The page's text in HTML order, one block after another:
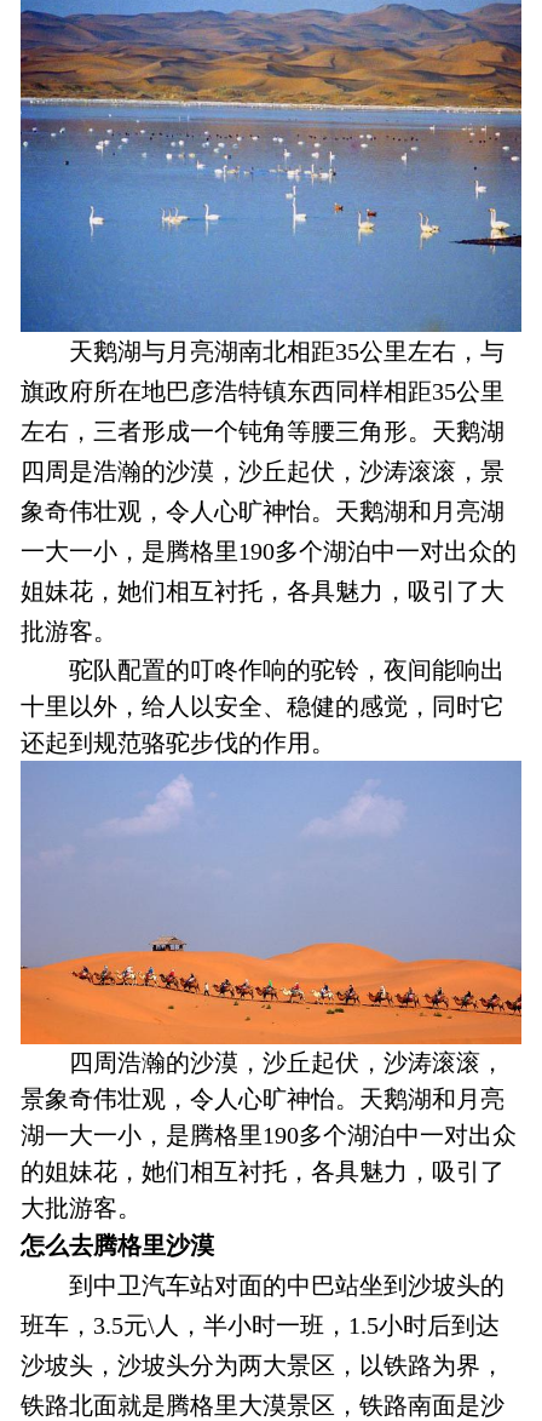
天鹅湖与月亮湖南北相距35公里左右，与
旗政府所在地巴彦浩特镇东西同样相距35公里
左右，三者形成一个钝角等腰三角形。天鹅湖
四周是浩瀚的沙漠，沙丘起伏，沙涛滚滚，景
象奇伟壮观，令人心旷神怡。天鹅湖和月亮湖
一大一小，是腾格里190多个湖泊中一对出众的
姐妹花，她们相互衬托，各具魅力，吸引了大
批游客。
驼队配置的叮咚作响的驼铃，夜间能响出
十里以外，给人以安全、稳健的感觉，同时它
还起到规范骆驼步伐的作用。
四周浩瀚的沙漠，沙丘起伏，沙涛滚滚，
景象奇伟壮观，令人心旷神怡。天鹅湖和月亮
湖一大一小，是腾格里190多个湖泊中一对出众
的姐妹花，她们相互衬托，各具魅力，吸引了
大批游客。
怎么去腾格里沙漠
到中卫汽车站对面的中巴站坐到沙坡头的
班车，3.5元\人，半小时一班，1.5小时后到达
沙坡头，沙坡头分为两大景区，以铁路为界，
铁路北面就是腾格里大漠景区，铁路南面是沙